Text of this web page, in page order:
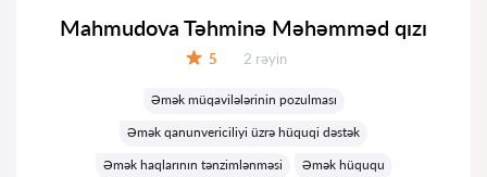
Mahmudova Təhminə Məhəmməd qızı
5 Rəylər:
2 rəyin
Əmək müqavilələrinin pozulması
Əmək qanunvericiliyi üzrə hüquqi dəstək
Əmək haqlarının tənzimlənməsi
Əmək hüququ